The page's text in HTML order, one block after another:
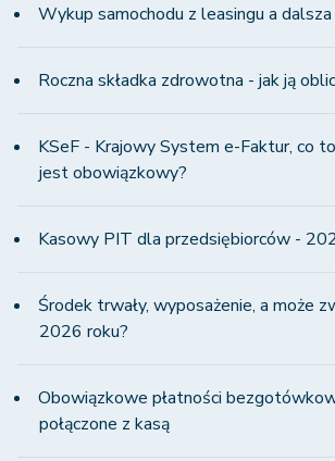
Wykup samochodu z leasingu a
Roczna składka zdrowotna - jak ją
KSeF - Krajowy System e-Faktur, co
jest obowiązkowy?
Kasowy PIT dla przedsiębiorców -
Środek trwały, wyposażenie, a może
2026 roku?
Obowiązkowe płatności
połączone z kasą